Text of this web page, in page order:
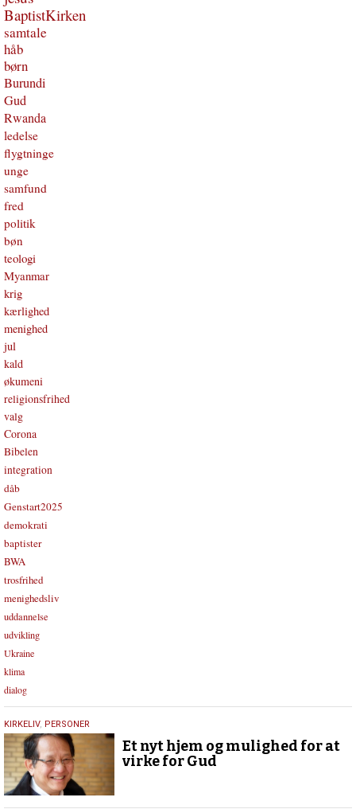
BaptistKirken
samtale
håb
børn
Burundi
Gud
Rwanda
ledelse
flygtninge
unge
samfund
fred
politik
bøn
teologi
Myanmar
krig
kærlighed
menighed
jul
kald
økumeni
religionsfrihed
valg
Corona
Bibelen
integration
dåb
Genstart2025
demokrati
baptister
BWA
trosfrihed
menighedsliv
uddannelse
udvikling
Ukraine
klima
dialog
2.
juni
2022
KIRKELIV, PERSONER
Et nyt hjem og mulighed for at
virke for Gud